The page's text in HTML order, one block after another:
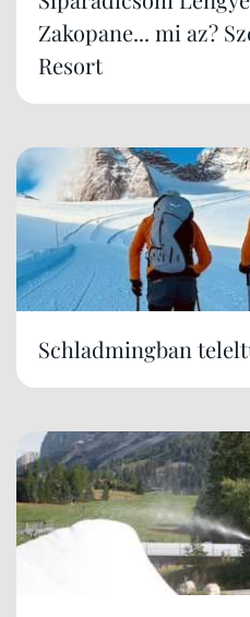
Zakopane... mi az?
Resort
Schladmingban